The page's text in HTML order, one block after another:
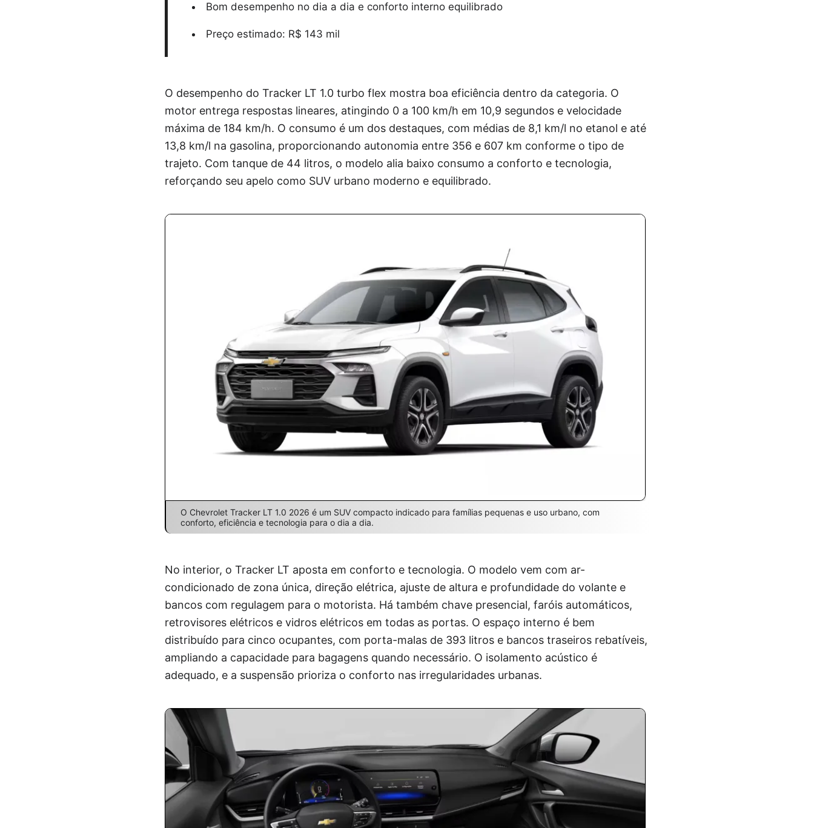
Bom desempenho no dia a dia e conforto interno equilibrado
Preço estimado: R$ 143 mil
O desempenho do Tracker LT 1.0 turbo flex mostra boa eficiência dentro da categoria. O
motor entrega respostas lineares, atingindo 0 a 100 km/h em 10,9 segundos e velocidade
máxima de 184 km/h. O consumo é um dos destaques, com médias de 8,1 km/l no etanol e até
13,8 km/l na gasolina, proporcionando autonomia entre 356 e 607 km conforme o tipo de
trajeto. Com tanque de 44 litros, o modelo alia baixo consumo a conforto e tecnologia,
reforçando seu apelo como SUV urbano moderno e equilibrado.
O Chevrolet Tracker LT 1.0 2026 é um SUV compacto indicado para famílias pequenas e uso urbano, com
conforto, eficiência e tecnologia para o dia a dia.
No interior, o Tracker LT aposta em conforto e tecnologia. O modelo vem com ar-
condicionado de zona única, direção elétrica, ajuste de altura e profundidade do volante e
bancos com regulagem para o motorista. Há também chave presencial, faróis automáticos,
retrovisores elétricos e vidros elétricos em todas as portas. O espaço interno é bem
distribuído para cinco ocupantes, com porta-malas de 393 litros e bancos traseiros rebatíveis,
ampliando a capacidade para bagagens quando necessário. O isolamento acústico é
adequado, e a suspensão prioriza o conforto nas irregularidades urbanas.